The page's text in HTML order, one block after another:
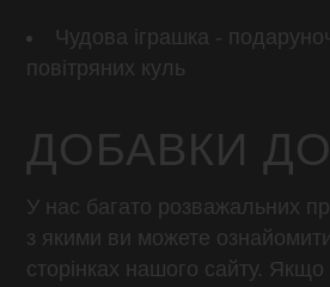
Чудова іграшка -
повітряних куль
ДОБАВКИ
У нас багато розважальних
з якими ви можете
сторінках нашого сайту.